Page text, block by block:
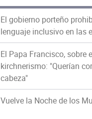
El gobierno porteño
lenguaje inclusivo en las
El Papa Francisco, sobre
kirchnerismo: "Querían
cabeza"
Vuelve la Noche de los